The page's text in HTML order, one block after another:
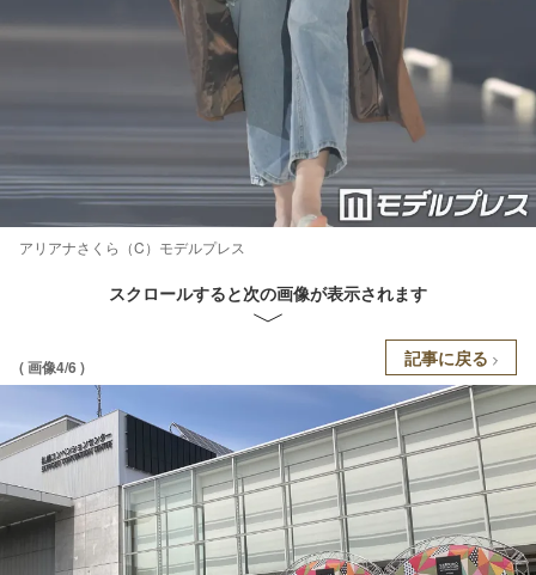
アリアナさくら（C）モデルプレス
スクロールすると次の画像が表示されます
( 画像4/6 ) 記事に戻る